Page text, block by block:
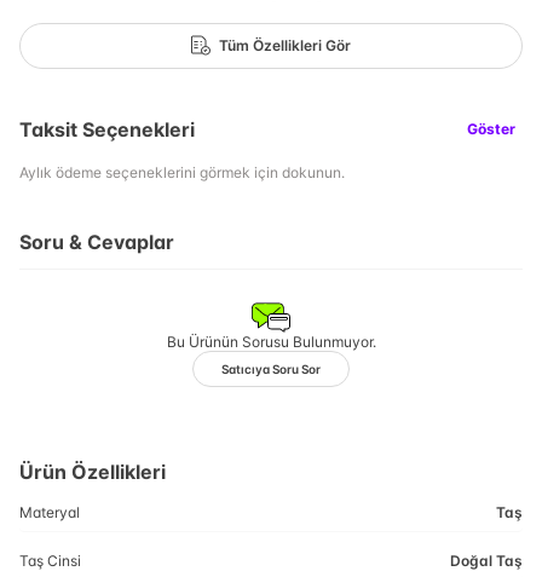
Tüm Özellikleri Gör
Taksit Seçenekleri Göster
Aylık ödeme seçeneklerini görmek için dokunun.
Soru & Cevaplar
Bu Ürünün Sorusu Bulunmuyor.
Satıcıya Soru Sor
Ürün Özellikleri
Materyal Taş
Taş Cinsi Doğal Taş